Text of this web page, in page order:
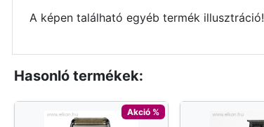
A képen található egyéb termék illusztráció!
Hasonló termékek:
Akció %